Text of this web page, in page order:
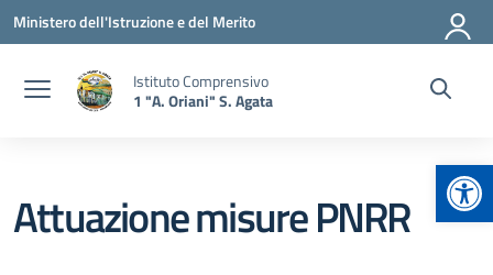
Vai ai contenuti
Vai al menu di navigazione
Vai al footer
Ministero dell'Istruzione e del Merito
Istituto Comprensivo
1 "A. Oriani" S. Agata
Attuazione misure PNRR